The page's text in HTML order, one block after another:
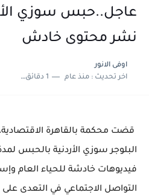
عاجل..حبس سوزي
نشر محتوى خادش
اوفى الانور
اخر تحديث :منذ عام 1 دقائق للقراءة
قضت محكمة بالقاهرة الاقتصادية،
البلوجر سوزي الأردنية بالحبس
فيديوهات خادشة للحياء العام
التواصل الاجتماعي في التعدى على